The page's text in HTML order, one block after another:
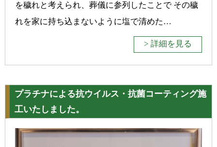
を穢れと考えられ、葬儀に参列したことで その穢
れを家に持ち込まないように塩で清めた…
> 詳細を見る
プラチナによる抗ウイルス・抗菌コーティング施
工いたしました。